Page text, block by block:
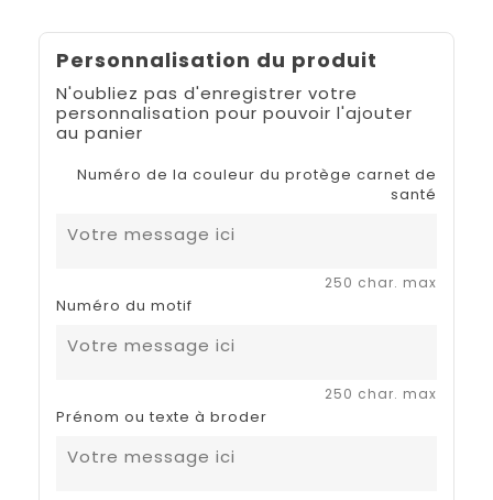
Personnalisation du produit
N'oubliez pas d'enregistrer votre
personnalisation pour pouvoir l'ajouter
au panier
Numéro de la couleur du protège carnet de
santé
250 char. max
Numéro du motif
250 char. max
Prénom ou texte à broder